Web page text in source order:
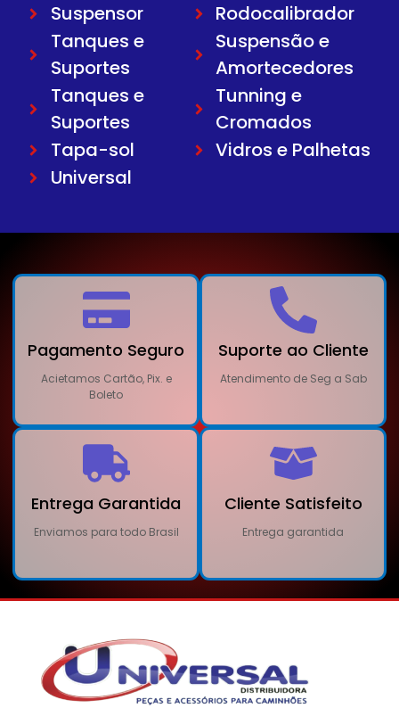
Suspensor
Tanques e
Suportes
Tanques e
Suportes
Tapa-sol
Universal
Rodocalibrador
Suspensão e
Amortecedores
Tunning e
Cromados
Vidros e Palhetas
Pagamento Seguro
Acietamos Cartão, Pix. e
Boleto
Suporte ao Cliente
Atendimento de Seg a Sab
Entrega Garantida
Enviamos para todo Brasil
Cliente Satisfeito
Entrega garantida